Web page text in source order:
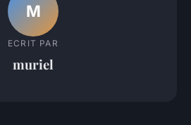
M
ECRIT PAR
muriel